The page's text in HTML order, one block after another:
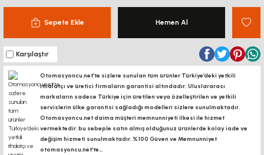
Sepete Ekle Hemen Al
Karşılaştır
Otomasyoncu.net’te sizlere sunulan tüm ürünler Türkiye’deki yetkili
ithalatçı ve üretici firmaların garantisi altındadır, Uluslararası
markaların sadece Türkiye için üretilen veya özelleştirilen ve yetkili
servislerin ülke garantisi sağladığı modelleri sizlere sunulmaktadır.
Otomasyoncu.net daima müşteri memnunniyeti ilkesi ile hizmet
vermektedir. bu sebeple satın almış olduğunuz ürünlerde kolay iade ve
değişim hizmeti sunulmaktadır. %100 Güven ve Memnunniyet
otomasyoncu.net’te...